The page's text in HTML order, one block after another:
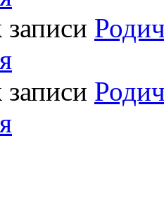
записи
записи